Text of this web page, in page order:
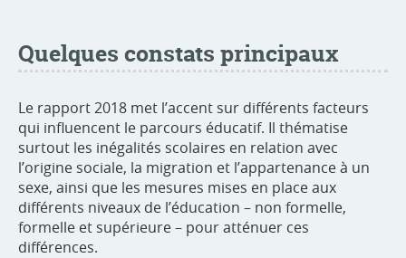
Quelques constats principaux
Le rapport 2018 met l’accent sur différents facteurs
qui influencent le parcours éducatif. Il thématise
surtout les inégalités scolaires en relation avec
l’origine sociale, la migration et l’appartenance à un
sexe, ainsi que les mesures mises en place aux
différents niveaux de l’éducation – non formelle,
formelle et supérieure – pour atténuer ces
différences.